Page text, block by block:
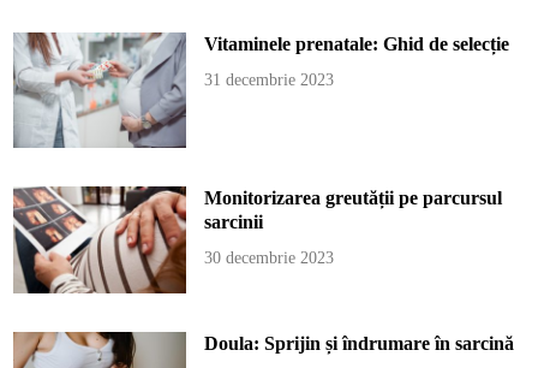
Vitaminele prenatale: Ghid de selecție
31 decembrie 2023
Monitorizarea greutății pe parcursul
sarcinii
30 decembrie 2023
Doula: Sprijin și îndrumare în sarcină